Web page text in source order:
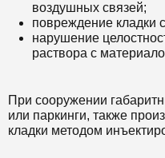
воздушных связей;
повреждение кладки
нарушение
раствора с
При сооружении
или паркинги, также
кладки методом